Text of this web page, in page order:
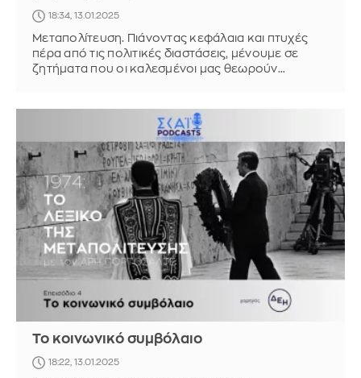
18:34, 13.01.2025
Μεταπολίτευση. Πιάνοντας κεφάλαια και πτυχές
πέρα από τις πολιτικές διαστάσεις, μένουμε σε
ζητήματα που οι καλεσμένοι μας θεωρούν
Το κοινωνικό συμβόλαιο
18:22, 13.01.2025